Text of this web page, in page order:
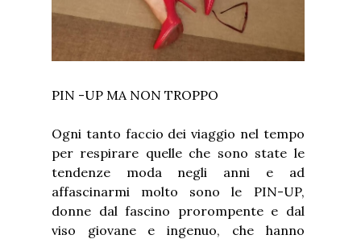
PIN -UP MA NON TROPPO
Ogni tanto faccio dei viaggio nel tempo
per respirare quelle che sono state le
tendenze moda negli anni e ad
affascinarmi molto sono le PIN-UP,
donne dal fascino prorompente e dal
viso giovane e ingenuo, che hanno